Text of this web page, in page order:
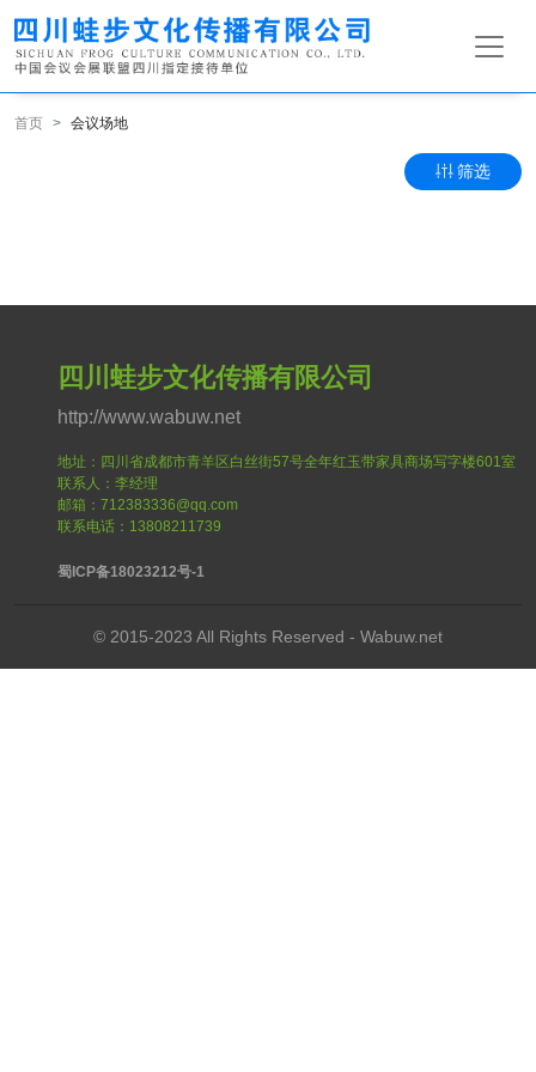
首页 会议场地
筛选
四川蛙步文化传播有限公司
http://www.wabuw.net
地址：四川省成都市青羊区白丝街57号全年红玉带家具商场写字楼601室
联系人：李经理
邮箱：712383336@qq.com
联系电话：13808211739
蜀ICP备18023212号-1
© 2015-2023 All Rights Reserved - Wabuw.net